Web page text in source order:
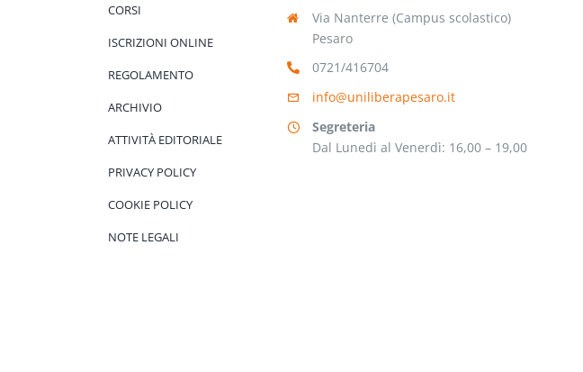
CORSI
ISCRIZIONI ONLINE
REGOLAMENTO
ARCHIVIO
ATTIVITÀ EDITORIALE
PRIVACY POLICY
COOKIE POLICY
NOTE LEGALI
Via Nanterre (Campus scolastico)
Pesaro
0721/416704
info@uniliberapesaro.it
Segreteria
Dal Lunedì al Venerdì: 16,00 – 19,00